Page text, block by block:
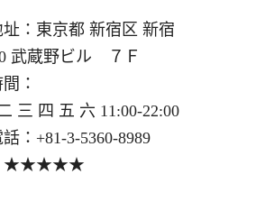
址：東京都 新宿区 新宿
武蔵野ビル ７Ｆ
：
三 四 五 六 11:00-22:00
：+81-3-5360-8989
★★★★★